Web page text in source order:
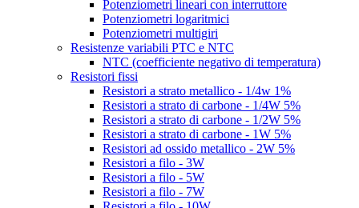
Potenziometri lineari con interruttore
Potenziometri logaritmici
Potenziometri multigiri
Resistenze variabili PTC e NTC
NTC (coefficiente negativo di temperatura)
Resistori fissi
Resistori a strato metallico - 1/4w 1%
Resistori a strato di carbone - 1/4W 5%
Resistori a strato di carbone - 1/2W 5%
Resistori a strato di carbone - 1W 5%
Resistori ad ossido metallico - 2W 5%
Resistori a filo - 3W
Resistori a filo - 5W
Resistori a filo - 7W